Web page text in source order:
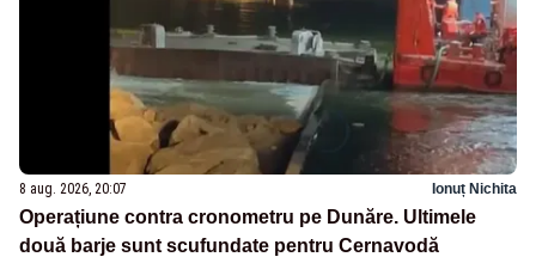
8 aug. 2026, 20:07 Ionuț Nichita
Operațiune contra cronometru pe Dunăre. Ultimele
două barje sunt scufundate pentru Cernavodă